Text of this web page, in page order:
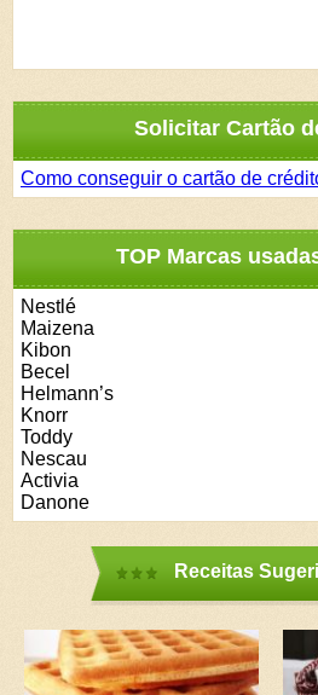
Solicitar Cartão
Como conseguir o cartão de
TOP Marcas
Nestlé
Maizena
Kibon
Becel
Helmann’s
Knorr
Toddy
Nescau
Activia
Danone
Receitas